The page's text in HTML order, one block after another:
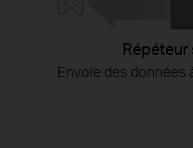
Envoie des données